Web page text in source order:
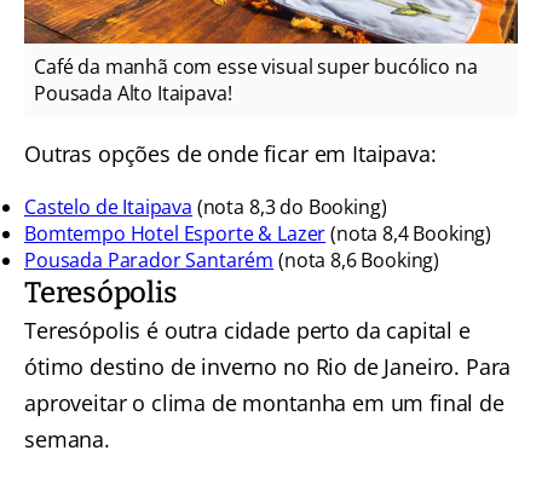
Café da manhã com esse visual super bucólico na
Pousada Alto Itaipava!
Outras opções de onde ficar em Itaipava:
Castelo de Itaipava (nota 8,3 do Booking)
Bomtempo Hotel Esporte & Lazer(nota 8,4 Booking)
Pousada Parador Santarém (nota 8,6 Booking)
Teresópolis
Teresópolis é outra cidade perto da capital e
ótimo destino de inverno no Rio de Janeiro. Para
aproveitar o clima de montanha em um final de
semana.